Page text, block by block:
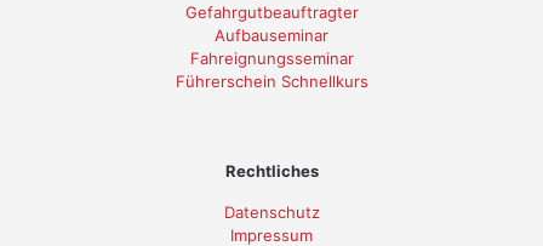
Gefahrgutbeauftragter
Aufbauseminar
Fahreignungsseminar
Führerschein Schnellkurs
Rechtliches
Datenschutz
Impressum